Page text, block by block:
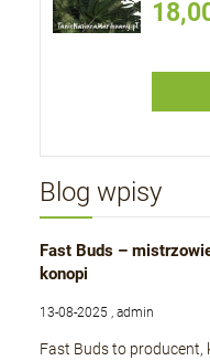
Blog wpisy
Fast Buds –
konopi
13-08-2025 , admin
Fast Buds to producent,